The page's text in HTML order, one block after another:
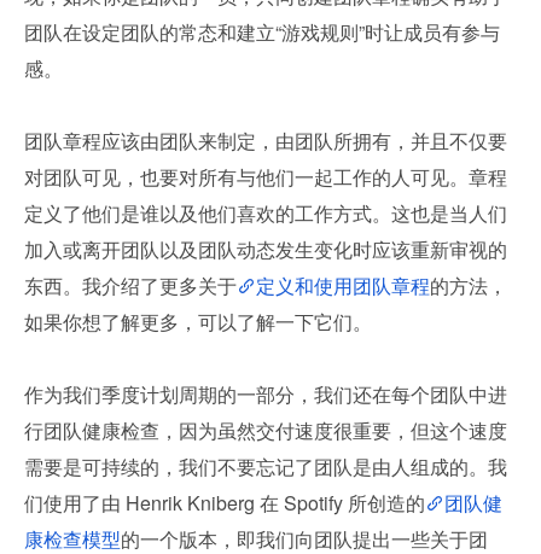
团队在设定团队的常态和建立“游戏规则”时让成员有参与
感。
团队章程应该由团队来制定，由团队所拥有，并且不仅要
对团队可见，也要对所有与他们一起工作的人可见。章程
定义了他们是谁以及他们喜欢的工作方式。这也是当人们
加入或离开团队以及团队动态发生变化时应该重新审视的
东西。我介绍了更多关于
定义和使用团队章程的方法，
如果你想了解更多，可以了解一下它们。
作为我们季度计划周期的一部分，我们还在每个团队中进
行团队健康检查，因为虽然交付速度很重要，但这个速度
需要是可持续的，我们不要忘记了团队是由人组成的。我
们使用了由 Henrik Kniberg 在 Spotify 所创造的
团队健
康检查模型的一个版本，即我们向团队提出一些关于团